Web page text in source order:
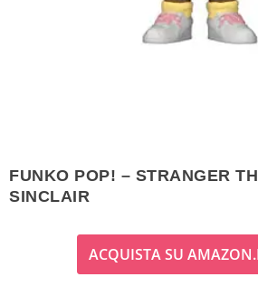
FUNKO POP! – STRANGER
SINCLAIR
ACQUISTA SU